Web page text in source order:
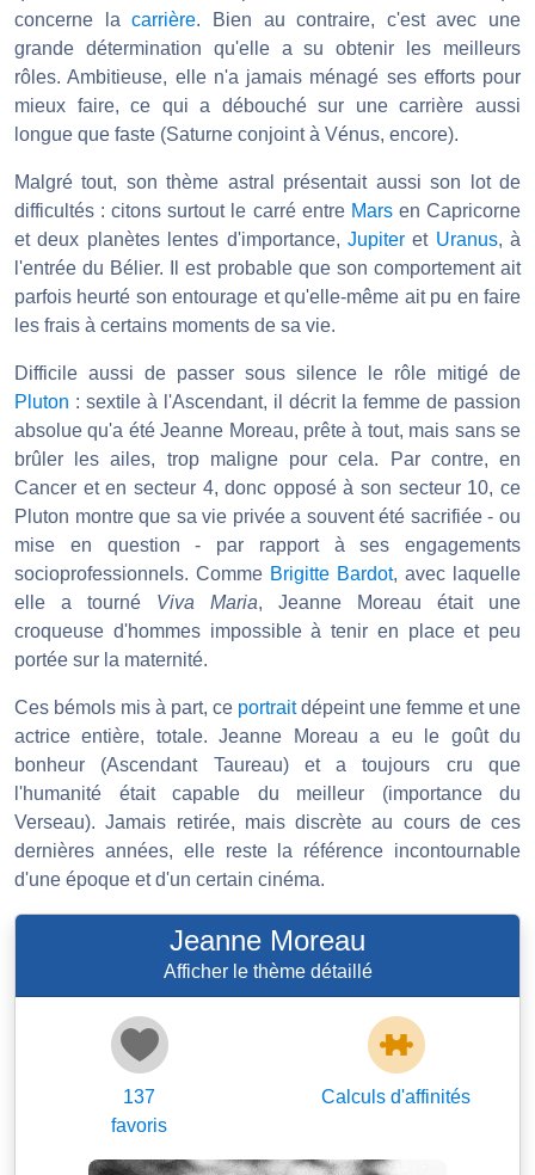
concerne lacarrière. Bien au contraire, c'est avec une
grande détermination qu'elle a su obtenir les meilleurs
rôles. Ambitieuse, elle n'a jamais ménagé ses efforts pour
mieux faire, ce qui a débouché sur une carrière aussi
longue que faste (Saturne conjoint à Vénus, encore).
Malgré tout, son thème astral présentait aussi son lot de
difficultés : citons surtout le carré entre Marsen Capricorne
et deux planètes lentes d'importance, Jupiteret Uranus, à
l'entrée du Bélier. Il est probable que son comportement ait
parfois heurté son entourage et qu'elle-même ait pu en faire
les frais à certains moments de sa vie.
Difficile aussi de passer sous silence le rôle mitigé de
Pluton : sextile à l'Ascendant, il décrit la femme de passion
absolue qu'a été Jeanne Moreau, prête à tout, mais sans se
brûler les ailes, trop maligne pour cela. Par contre, en
Cancer et en secteur 4, donc opposé à son secteur 10, ce
Pluton montre que sa vie privée a souvent été sacrifiée - ou
mise en question - par rapport à ses engagements
socioprofessionnels. Comme Brigitte Bardot, avec laquelle
elle a tourné Viva Maria, Jeanne Moreau était une
croqueuse d'hommes impossible à tenir en place et peu
portée sur la maternité.
Ces bémols mis à part, ce portraitdépeint une femme et une
actrice entière, totale. Jeanne Moreau a eu le goût du
bonheur (Ascendant Taureau) et a toujours cru que
l'humanité était capable du meilleur (importance du
Verseau). Jamais retirée, mais discrète au cours de ces
dernières années, elle reste la référence incontournable
d'une époque et d'un certain cinéma.
Jeanne Moreau
Afficher le thème détaillé
137
favoris
Calculs d'affinités